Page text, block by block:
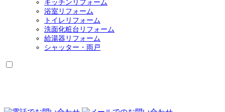
キッチンリフォーム
浴室リフォーム
トイレリフォーム
洗面化粧台リフォーム
給湯器リフォーム
シャッター・雨戸